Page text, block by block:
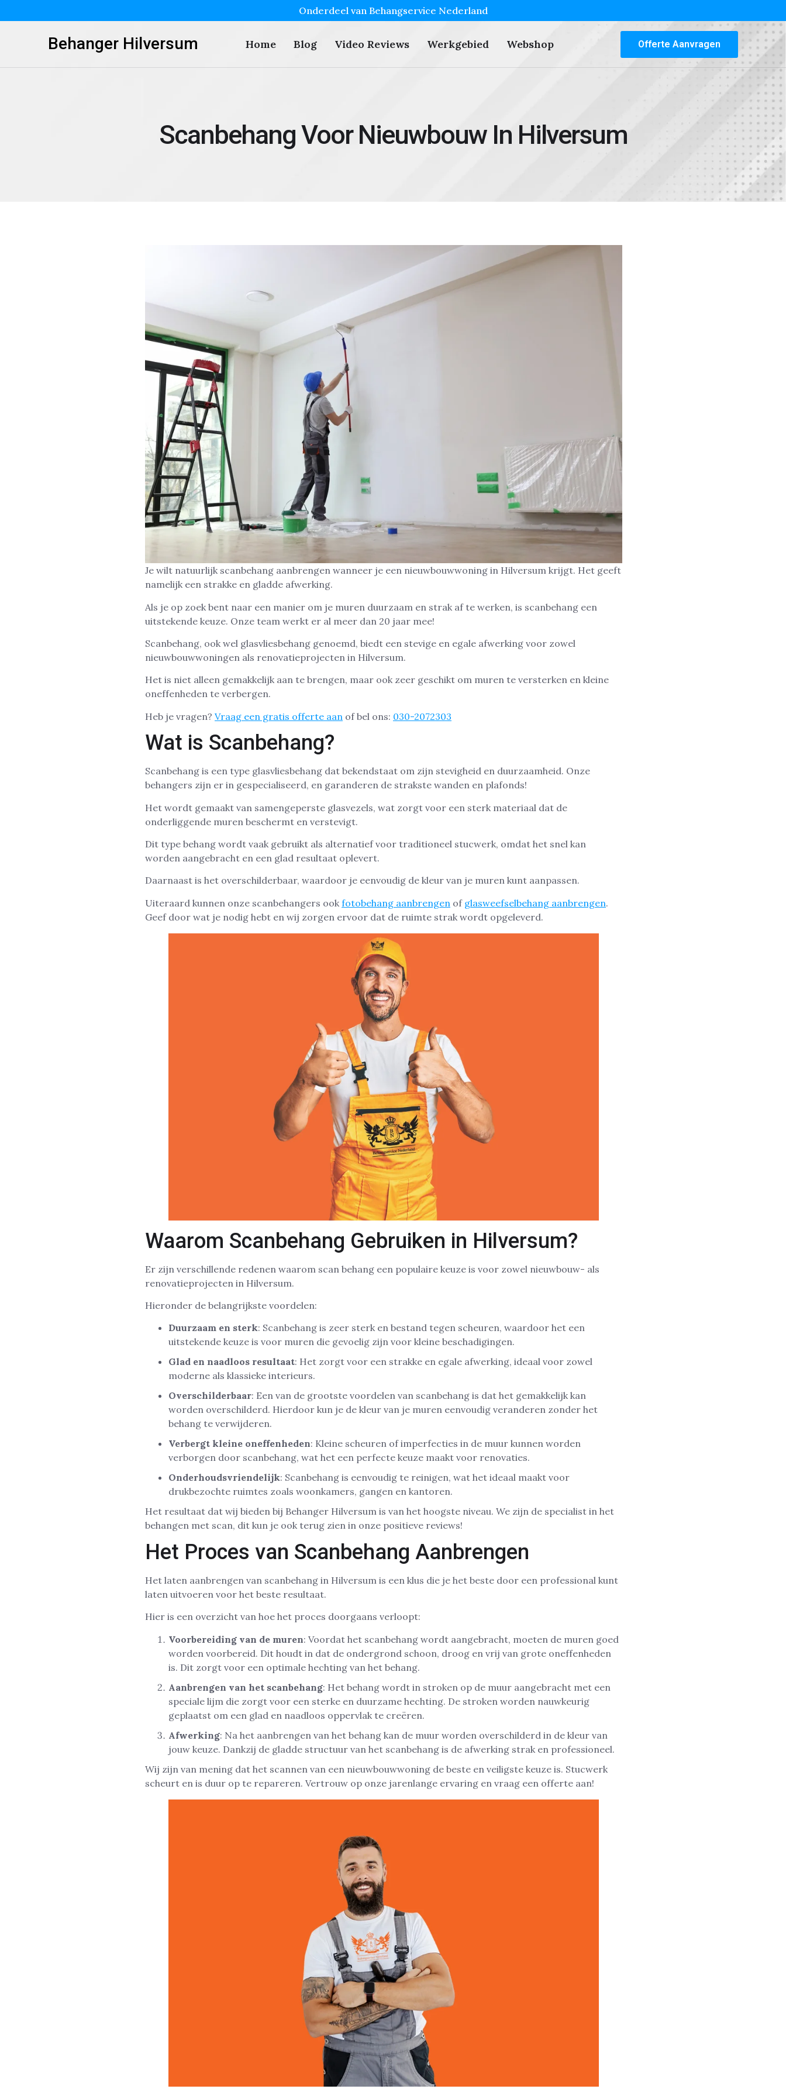
Onderdeel van Behangservice Nederland
Behanger Hilversum Home Blog Video Reviews Werkgebied Webshop Offerte Aanvragen
Scanbehang Voor Nieuwbouw In Hilversum
Je wilt natuurlijk scanbehang aanbrengen wanneer je een nieuwbouwwoning in Hilversum krijgt. Het geeft
namelijk een strakke en gladde afwerking.
Als je op zoek bent naar een manier om je muren duurzaam en strak af te werken, is scanbehang een
uitstekende keuze. Onze team werkt er al meer dan 20 jaar mee!
Scanbehang, ook wel glasvliesbehang genoemd, biedt een stevige en egale afwerking voor zowel
nieuwbouwwoningen als renovatieprojecten in Hilversum.
Het is niet alleen gemakkelijk aan te brengen, maar ook zeer geschikt om muren te versterken en kleine
oneffenheden te verbergen.
Heb je vragen? Vraag een gratis offerte aan of bel ons: 030-2072303
Wat is Scanbehang?
Scanbehang is een type glasvliesbehang dat bekendstaat om zijn stevigheid en duurzaamheid. Onze
behangers zijn er in gespecialiseerd, en garanderen de strakste wanden en plafonds!
Het wordt gemaakt van samengeperste glasvezels, wat zorgt voor een sterk materiaal dat de
onderliggende muren beschermt en verstevigt.
Dit type behang wordt vaak gebruikt als alternatief voor traditioneel stucwerk, omdat het snel kan
worden aangebracht en een glad resultaat oplevert.
Daarnaast is het overschilderbaar, waardoor je eenvoudig de kleur van je muren kunt aanpassen.
Uiteraard kunnen onze scanbehangers ook fotobehang aanbrengen of glasweefselbehang aanbrengen.
Geef door wat je nodig hebt en wij zorgen ervoor dat de ruimte strak wordt opgeleverd.
Waarom Scanbehang Gebruiken in Hilversum?
Er zijn verschillende redenen waarom scan behang een populaire keuze is voor zowel nieuwbouw- als
renovatieprojecten in Hilversum.
Hieronder de belangrijkste voordelen:
Duurzaam en sterk: Scanbehang is zeer sterk en bestand tegen scheuren, waardoor het een
uitstekende keuze is voor muren die gevoelig zijn voor kleine beschadigingen.
Glad en naadloos resultaat: Het zorgt voor een strakke en egale afwerking, ideaal voor zowel
moderne als klassieke interieurs.
Overschilderbaar: Een van de grootste voordelen van scanbehang is dat het gemakkelijk kan
worden overschilderd. Hierdoor kun je de kleur van je muren eenvoudig veranderen zonder het
behang te verwijderen.
Verbergt kleine oneffenheden: Kleine scheuren of imperfecties in de muur kunnen worden
verborgen door scanbehang, wat het een perfecte keuze maakt voor renovaties.
Onderhoudsvriendelijk: Scanbehang is eenvoudig te reinigen, wat het ideaal maakt voor
drukbezochte ruimtes zoals woonkamers, gangen en kantoren.
Het resultaat dat wij bieden bij Behanger Hilversum is van het hoogste niveau. We zijn de specialist in het
behangen met scan, dit kun je ook terug zien in onze positieve reviews!
Het Proces van Scanbehang Aanbrengen
Het laten aanbrengen van scanbehang in Hilversum is een klus die je het beste door een professional kunt
laten uitvoeren voor het beste resultaat.
Hier is een overzicht van hoe het proces doorgaans verloopt:
Voorbereiding van de muren: Voordat het scanbehang wordt aangebracht, moeten de muren goed
worden voorbereid. Dit houdt in dat de ondergrond schoon, droog en vrij van grote oneffenheden
is. Dit zorgt voor een optimale hechting van het behang.
Aanbrengen van het scanbehang: Het behang wordt in stroken op de muur aangebracht met een
speciale lijm die zorgt voor een sterke en duurzame hechting. De stroken worden nauwkeurig
geplaatst om een glad en naadloos oppervlak te creëren.
Afwerking: Na het aanbrengen van het behang kan de muur worden overschilderd in de kleur van
jouw keuze. Dankzij de gladde structuur van het scanbehang is de afwerking strak en professioneel.
Wij zijn van mening dat het scannen van een nieuwbouwwoning de beste en veiligste keuze is. Stucwerk
scheurt en is duur op te repareren. Vertrouw op onze jarenlange ervaring en vraag een offerte aan!